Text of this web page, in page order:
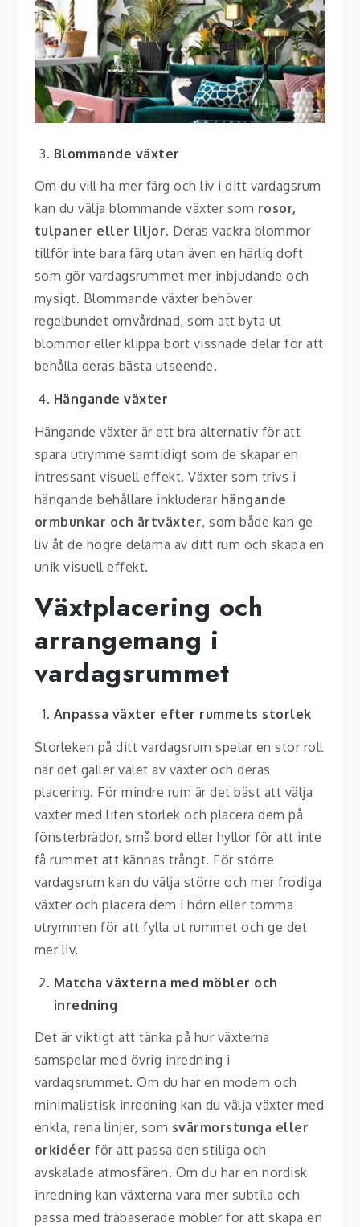
Blommande växter
Om du vill ha mer färg och liv i ditt vardagsrum
kan du välja blommande växter som rosor,
tulpaner eller liljor. Deras vackra blommor
tillför inte bara färg utan även en härlig doft
som gör vardagsrummet mer inbjudande och
mysigt. Blommande växter behöver
regelbundet omvårdnad, som att byta ut
blommor eller klippa bort vissnade delar för att
behålla deras bästa utseende.
Hängande växter
Hängande växter är ett bra alternativ för att
spara utrymme samtidigt som de skapar en
intressant visuell effekt. Växter som trivs i
hängande behållare inkluderar hängande
ormbunkar och ärtväxter, som både kan ge
liv åt de högre delarna av ditt rum och skapa en
unik visuell effekt.
Växtplacering och
arrangemang i
vardagsrummet
Anpassa växter efter rummets storlek
Storleken på ditt vardagsrum spelar en stor roll
när det gäller valet av växter och deras
placering. För mindre rum är det bäst att välja
växter med liten storlek och placera dem på
fönsterbrädor, små bord eller hyllor för att inte
få rummet att kännas trångt. För större
vardagsrum kan du välja större och mer frodiga
växter och placera dem i hörn eller tomma
utrymmen för att fylla ut rummet och ge det
mer liv.
Matcha växterna med möbler och
inredning
Det är viktigt att tänka på hur växterna
samspelar med övrig inredning i
vardagsrummet. Om du har en modern och
minimalistisk inredning kan du välja växter med
enkla, rena linjer, som svärmorstunga eller
orkidéer för att passa den stiliga och
avskalade atmosfären. Om du har en nordisk
inredning kan växterna vara mer subtila och
passa med träbaserade möbler för att skapa en